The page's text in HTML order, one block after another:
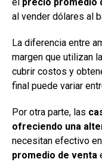
el precio promedio
al vender dólares al
La diferencia entre
margen que utilizan
cubrir costos y
final puede variar
Por otra parte, las
ofreciendo una
necesitan efectivo
promedio de venta